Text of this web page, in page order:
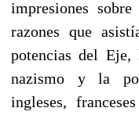
impresiones
razones que
potencias del Eje,
nazismo y la
ingleses,